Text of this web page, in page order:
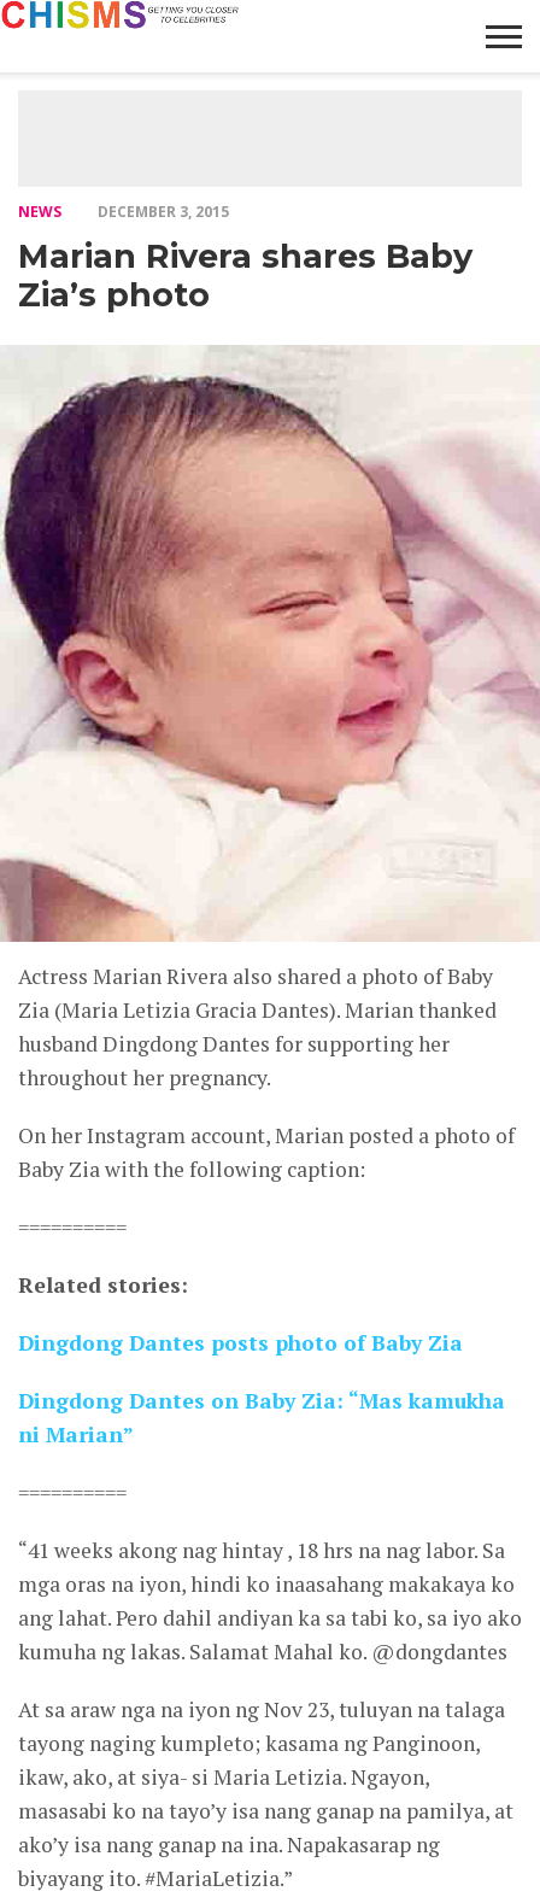
NEWS DECEMBER 3, 2015
Marian Rivera shares Baby
Zia’s photo
Actress Marian Rivera also shared a photo of Baby
Zia (Maria Letizia Gracia Dantes). Marian thanked
husband Dingdong Dantes for supporting her
throughout her pregnancy.
On her Instagram account, Marian posted a photo of
Baby Zia with the following caption:
==========
Related stories:
Dingdong Dantes posts photo of Baby Zia
Dingdong Dantes on Baby Zia: “Mas kamukha
ni Marian”
==========
“41 weeks akong nag hintay , 18 hrs na nag labor. Sa
mga oras na iyon, hindi ko inaasahang makakaya ko
ang lahat. Pero dahil andiyan ka sa tabi ko, sa iyo ako
kumuha ng lakas. Salamat Mahal ko. @dongdantes
At sa araw nga na iyon ng Nov 23, tuluyan na talaga
tayong naging kumpleto; kasama ng Panginoon,
ikaw, ako, at siya- si Maria Letizia. Ngayon,
masasabi ko na tayo’y isa nang ganap na pamilya, at
ako’y isa nang ganap na ina. Napakasarap ng
biyayang ito. #MariaLetizia.”